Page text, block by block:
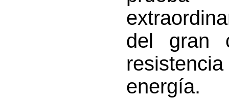
del gran
energía.